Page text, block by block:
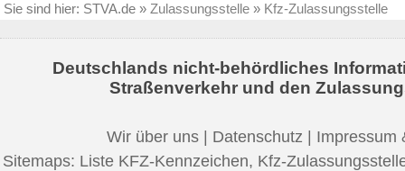
Sie sind hier: STVA.de » Zulassungsstelle » Kfz-Zulassungsstelle
Deutschlands nicht-behördliches
Straßenverkehr und den
Wir über uns | Datenschutz | Impressum
Sitemaps: Liste KFZ-Kennzeichen, Kfz-